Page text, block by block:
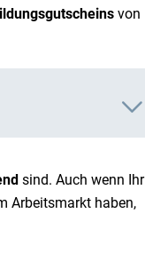
von
sind. Auch wenn Ihr
Arbeitsmarkt haben,